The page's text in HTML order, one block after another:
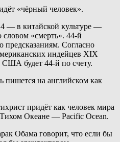
«чёрный человек».
— в китайской культуре —
словом «смерть». 44-й
Согласно
индейцев XIX
США будет 44-й по счету.
на английском как
придёт как человек мира
Океане — Pacific Ocean.
Обама говорит, что если бы